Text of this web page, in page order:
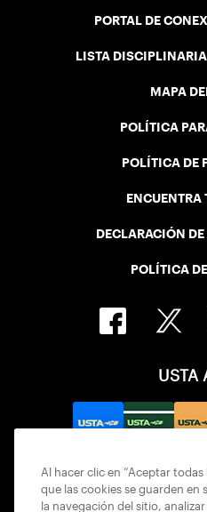
PORTAL DE
LISTA DISCIPLINARIA
MAPA
POLÍTICA
POLÍTICA DE
ENCUENTRA
DECLARACIÓN
POLÍTICA
USTA
Al hacer clic en “Aceptar todas
que las cookies se guarden en
la navegación del sitio,